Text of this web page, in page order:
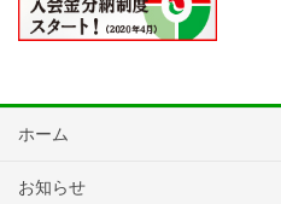
ホーム
お知らせ